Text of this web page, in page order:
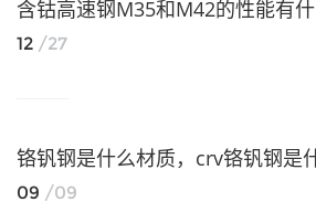
含钴高速钢M35和M42的性能有
12 /27
铬钒钢是什么材质，crv铬钒钢是
09 /09